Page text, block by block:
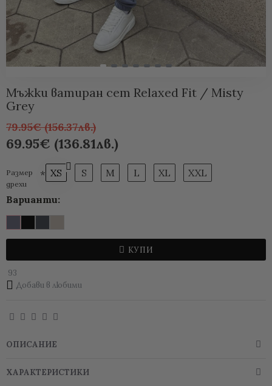
Мъжки ватиран сет Relaxed Fit / Misty
Grey
69.95€ (136.81лв.)
79.95€ (156.37лв.)
Размер
дрехи
XS S M L XL XXL
Варианти:
КУПИ
93
Добави в любими
ОПИСАНИЕ
ХАРАКТЕРИСТИКИ